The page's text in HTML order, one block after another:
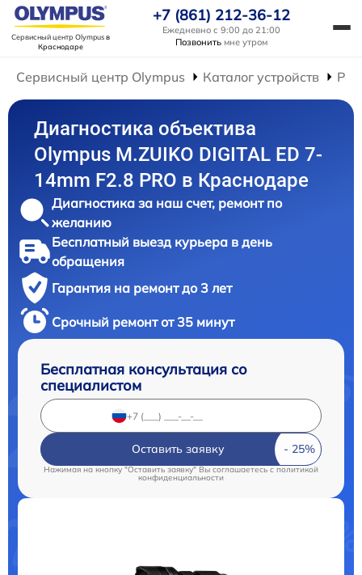
Сервисный центр Olympusв
Краснодаре
+7 (861) 212-36-12
Ежедневно с 9:00 до 21:00
Позвонить мне утром
Сервисный центр Olympus Каталог устройств
Диагностика объектива
Olympus M.ZUIKO DIGITAL ED 7-
14mm F2.8 PRO в Краснодаре
Диагностика за наш счет, ремонт по
желанию
Бесплатный выезд курьера в день
обращения
Гарантия на ремонт до 3 лет
Срочный ремонт от 35 минут
Бесплатная консультация со
специалистом
Оставить заявку
Нажимая на кнопку "Оставить заявку" Вы соглашаетесь c политикой
конфиденциальности